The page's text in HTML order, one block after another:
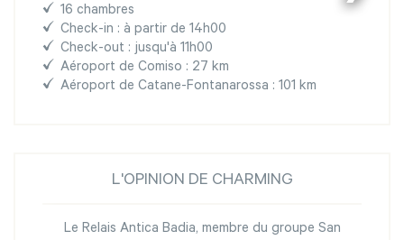
16 chambres
Check-in : à partir de 14h00
Check-out : jusqu'à 11h00
Aéroport de Comiso : 27 km
Aéroport de Catane-Fontanarossa : 101 km
L'OPINION DE CHARMING
Le Relais Antica Badia, membre du groupe San